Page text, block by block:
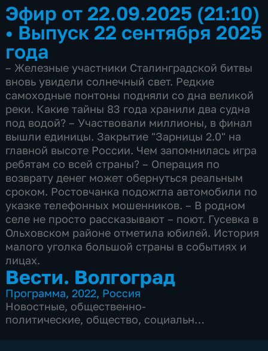
Эфир от 22.09.2025 (21:10)
• Выпуск 22 сентября 2025
года
– Железные участники Сталинградской битвы
вновь увидели солнечный свет. Редкие
самоходные понтоны подняли со дна великой
реки. Какие тайны 83 года хранили два судна
под водой? – Участвовали миллионы, в финал
вышли единицы. Закрытие "Зарницы 2.0" на
главной высоте России. Чем запомнилась игра
ребятам со всей страны? – Операция по
возврату денег может обернуться реальным
сроком. Ростовчанка подожгла автомобили по
указке телефонных мошенников. – В родном
селе не просто рассказывают – поют. Гусевка в
Ольховском районе отметила юбилей. История
малого уголка большой страны в событиях и
лицах.
Вести. Волгоград
Программа,2022, Россия
Новостные, общественно-
политические, общество, социально-